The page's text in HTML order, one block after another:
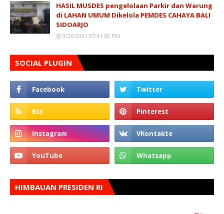
HASIL MUSDES pengelolaan Parkir dan Warung
di LAHAN UMUM Dikelola PEMDES CAHAYA BALI
SIDOARJO
9/26/2021 07:41:00 PM
SOCIAL PLUGIN
HIMBAUAN PRESIDEN RI